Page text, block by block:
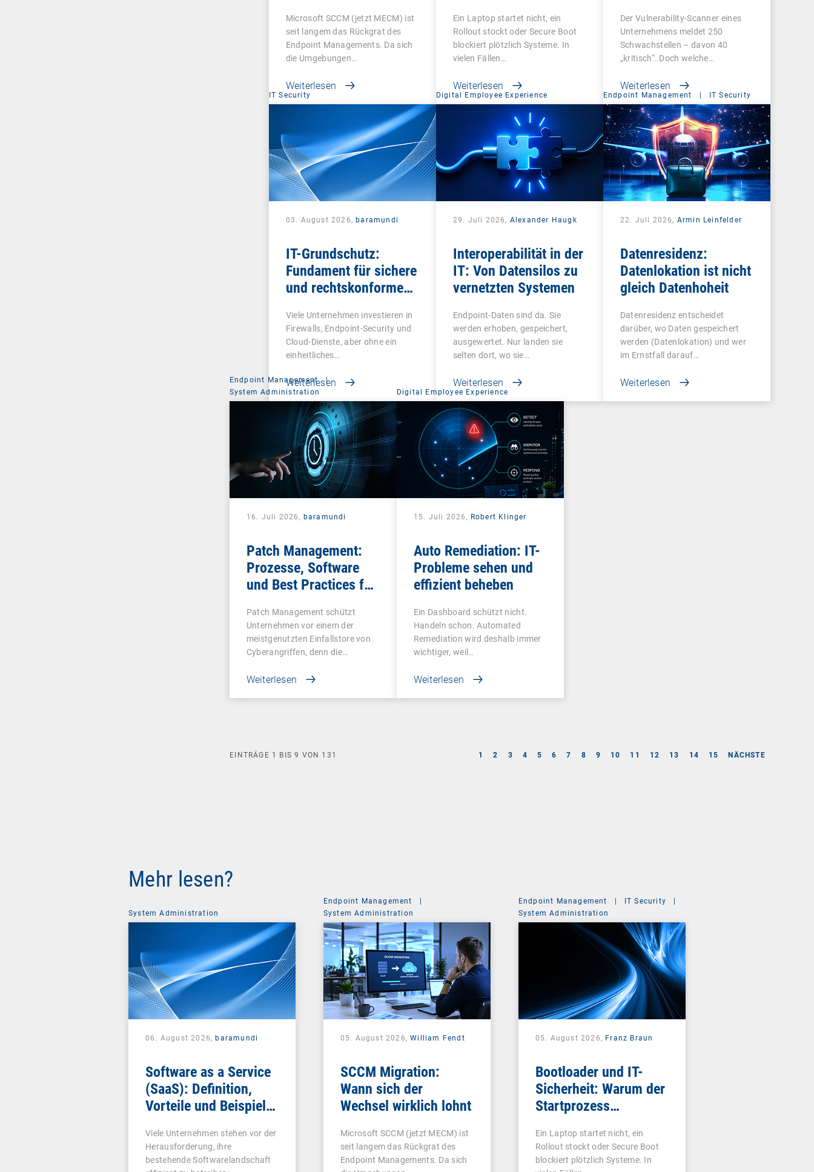
Microsoft SCCM (jetzt MECM) ist
seit langem das Rückgrat des
Endpoint Managements. Da sich
die Umgebungen…
Weiterlesen
Ein Laptop startet nicht, ein
Rollout stockt oder Secure Boot
blockiert plötzlich Systeme. In
vielen Fällen…
Weiterlesen
Schwachstellenbewertung
Der Vulnerability-Scanner eines
Unternehmens meldet 250
Schwachstellen – davon 40
„kritisch“. Doch welche…
Weiterlesen
IT Security
03. August 2026,baramundi
IT-Grundschutz:
Fundament für sichere
und rechtskonforme
Viele Unternehmen investieren in
Firewalls, Endpoint-Security und
Cloud-Dienste, aber ohne ein
einheitliches…
Weiterlesen
Digital Employee Experience
29. Juli 2026, Alexander Haugk
Interoperabilität in der
IT: Von Datensilos zu
vernetzten Systemen
Endpoint-Daten sind da. Sie
werden erhoben, gespeichert,
ausgewertet. Nur landen sie
selten dort, wo sie…
Weiterlesen
Endpoint Management | IT Security
22. Juli 2026, Armin Leinfelder
Datenresidenz:
Datenlokation ist nicht
gleich Datenhoheit
Datenresidenz entscheidet
darüber, wo Daten gespeichert
werden (Datenlokation) und wer
im Ernstfall darauf…
Weiterlesen
Endpoint Management
|
System Administration
16. Juli 2026, baramundi
Patch Management:
Prozesse, Software
und Best Practices für
Patch Management schützt
Unternehmen vor einem der
meistgenutzten Einfallstore von
Cyberangriffen, denn die…
Weiterlesen
Digital Employee Experience
15. Juli 2026, Robert Klinger
Auto Remediation: IT-
Probleme sehen und
effizient beheben
Ein Dashboard schützt nicht.
Handeln schon. Automated
Remediation wird deshalb immer
wichtiger, weil…
Weiterlesen
1 2 3 4 5 6 7 8 9 10 11 12 13 14 15 NÄCHSTE
EINTRÄGE 1 BIS9 VON 131
Mehr lesen?
System Administration
06. August 2026,baramundi
Software as a Service
(SaaS): Definition,
Vorteile und Beispiele
Viele Unternehmen stehen vor der
Herausforderung, ihre
bestehende Softwarelandschaft
Endpoint Management
|
System Administration
05. August 2026,William Fendt
SCCM Migration:
Wann sich der
Wechsel wirklich lohnt
Microsoft SCCM (jetzt MECM) ist
seit langem das Rückgrat des
Endpoint Managements. Da sich
Endpoint Management | IT Security
|
System Administration
05. August 2026, Franz Braun
Bootloader und IT-
Sicherheit: Warum der
Startprozess
Ein Laptop startet nicht, ein
Rollout stockt oder Secure Boot
blockiert plötzlich Systeme. In